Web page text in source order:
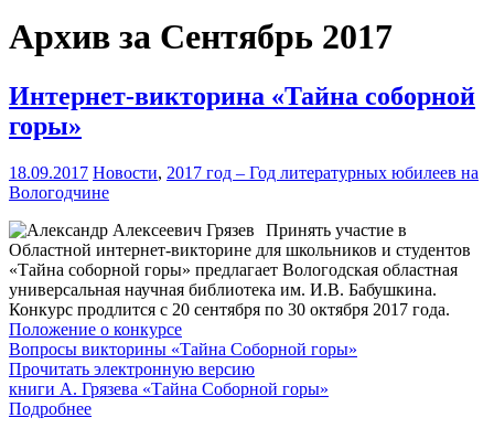
Архив за Сентябрь 2017
Интернет-викторина «Тайна соборной
горы»
18.09.2017 Новости, 2017 год – Год литературных юбилеев на
Вологодчине
Принять участие в
Областной интернет-викторине для школьников и студентов
«Тайна соборной горы» предлагает Вологодская областная
универсальная научная библиотека им. И.В. Бабушкина.
Конкурс продлится с 20 сентября по 30 октября 2017 года.
Положение о конкурсе
Вопросы викторины «Тайна Соборной горы»
Прочитать электронную версию
книги А. Грязева «Тайна Соборной горы»
Подробнее